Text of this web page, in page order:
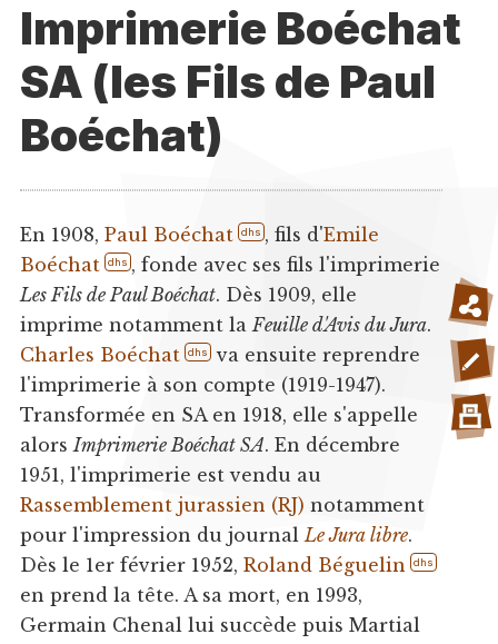
Imprimerie Boéchat
SA (les Fils de Paul
Boéchat)
En 1908, Paul Boéchat dhs , fils d'Emile
Boéchat
dhs , fonde avec ses fils l'imprimerie
Les Fils de Paul Boéchat. Dès 1909, elle
imprime notamment la Feuille d'Avis du Jura.
Charles Boéchat
dhs va ensuite reprendre
l'imprimerie à son compte (1919-1947).
Transformée en SA en 1918, elle s'appelle
alors Imprimerie Boéchat SA. En décembre
1951, l'imprimerie est vendu au
Rassemblement jurassien (RJ) notamment
pour l'impression du journal Le Jura libre.
Dès le 1er février 1952, Roland Béguelin dhs
en prend la tête. A sa mort, en 1993,
Germain Chenal lui succède puis Martial